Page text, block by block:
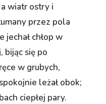
wiatr ostry i
przez pola
jechał chłop w
bijąc się po
w grubych,
leżał obok;
ciepłej pary.